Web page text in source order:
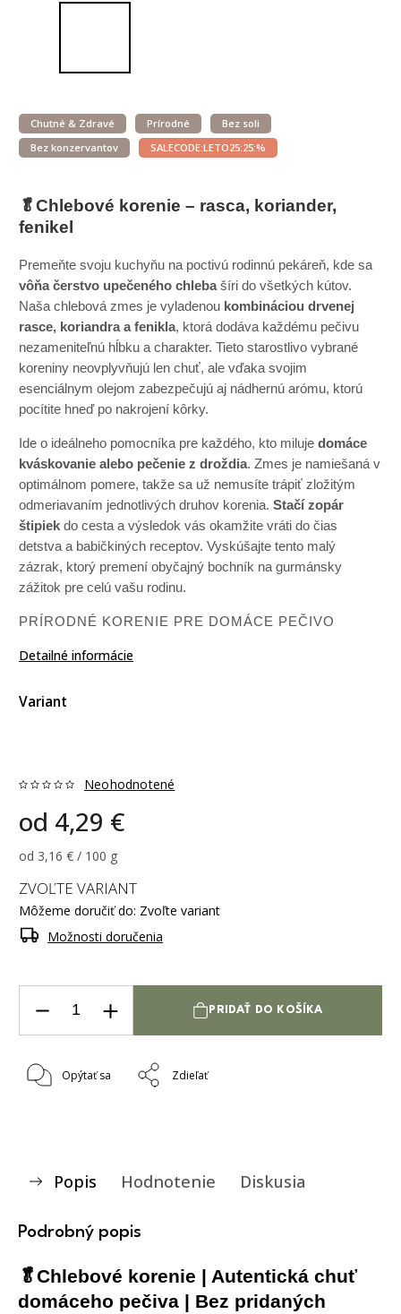
Chutné & Zdravé Prírodné
Bez soli
Bez konzervantov
SALECODE:LETO25:25:%
🥬Chlebové korenie – rasca, koriander,
fenikel
Premeňte svoju kuchyňu na poctivú rodinnú pekáreň, kde sa
vôňa čerstvo upečeného chlebašíri do všetkých kútov.
Naša chlebová zmes je vyladenou kombináciou drvenej
rasce, koriandra a fenikla, ktorá dodáva každému pečivu
nezameniteľnú hĺbku a charakter. Tieto starostlivo vybrané
koreniny neovplyvňujú len chuť, ale vďaka svojim
esenciálnym olejom zabezpečujú aj nádhernú arómu, ktorú
pocítite hneď po nakrojení kôrky.
Ide o ideálneho pomocníka pre každého, kto miluje domáce
kváskovanie alebo pečenie z droždia. Zmes je namiešaná v
optimálnom pomere, takže sa už nemusíte trápiť zložitým
odmeriavaním jednotlivých druhov korenia. Stačí zopár
štipiek do cesta a výsledok vás okamžite vráti do čias
detstva a babičkiných receptov. Vyskúšajte tento malý
zázrak, ktorý premení obyčajný bochník na gurmánsky
zážitok pre celú vašu rodinu.
PRÍRODNÉ KORENIE PRE DOMÁCE PEČIVO
Detailné informácie
Variant
Neohodnotené
od 4,29 €
od 3,16 € / 100 g
ZVOĽTE VARIANT
Môžeme doručiť do: Zvoľte variant
Možnosti doručenia
PRIDAŤ DO KOŠÍKA
Opýtať sa Zdieľať
Popis Hodnotenie Diskusia
Podrobný popis
🥬Chlebové korenie | Autentická chuť
domáceho pečiva | Bez pridaných